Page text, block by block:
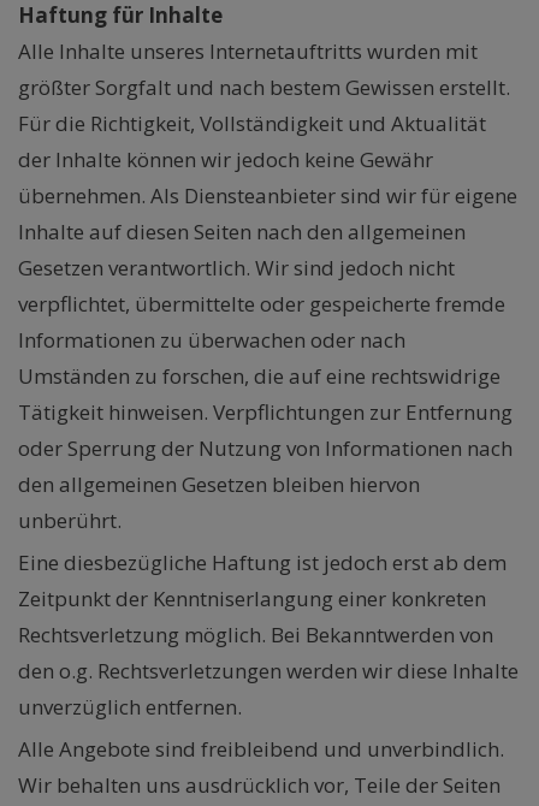
Haftung für Inhalte
Alle Inhalte unseres Internetauftritts wurden mit
größter Sorgfalt und nach bestem Gewissen erstellt.
Für die Richtigkeit, Vollständigkeit und Aktualität
der Inhalte können wir jedoch keine Gewähr
übernehmen. Als Diensteanbieter sind wir für eigene
Inhalte auf diesen Seiten nach den allgemeinen
Gesetzen verantwortlich. Wir sind jedoch nicht
verpflichtet, übermittelte oder gespeicherte fremde
Informationen zu überwachen oder nach
Umständen zu forschen, die auf eine rechtswidrige
Tätigkeit hinweisen. Verpflichtungen zur Entfernung
oder Sperrung der Nutzung von Informationen nach
den allgemeinen Gesetzen bleiben hiervon
unberührt.
Eine diesbezügliche Haftung ist jedoch erst ab dem
Zeitpunkt der Kenntniserlangung einer konkreten
Rechtsverletzung möglich. Bei Bekanntwerden von
den o.g. Rechtsverletzungen werden wir diese Inhalte
unverzüglich entfernen.
Alle Angebote sind freibleibend und unverbindlich.
Wir behalten uns ausdrücklich vor, Teile der Seiten